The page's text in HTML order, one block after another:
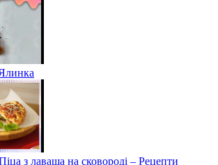
з лаваша на сковороді – Рецепти